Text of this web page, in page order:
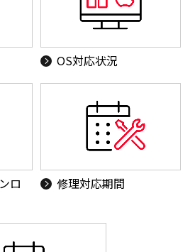
OS対応状況
ロ
修理対応期間